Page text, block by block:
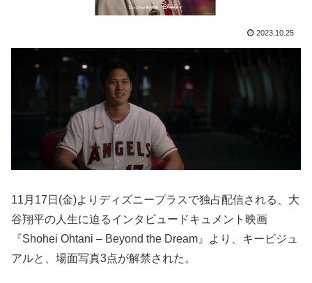
2023.10.25
11月17日(金)よりディズニープラスで独占配信される、大
谷翔平の人生に迫るインタビュードキュメント映画
『Shohei Ohtani – Beyond the Dream』より、キービジュ
アルと、場面写真3点が解禁された。